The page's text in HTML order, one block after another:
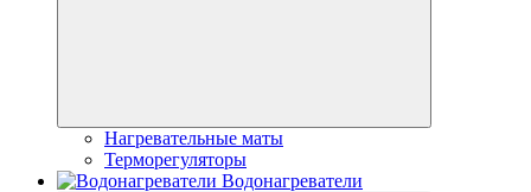
Нагревательные маты
Терморегуляторы
Водонагреватели